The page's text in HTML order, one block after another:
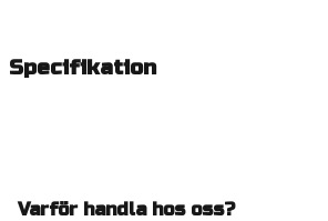
Specifikation
Varför handla hos oss?